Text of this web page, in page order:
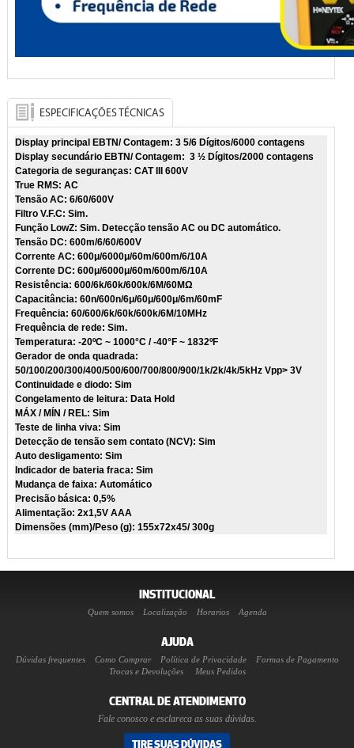
ESPECIFICAÇÕES TÉCNICAS
Display principal EBTN/ Contagem: 3 5/6 Dígitos/6000 contagens
Display secundário EBTN/ Contagem: 3 ½ Dígitos/2000 contagens
Categoria de seguranças: CAT III 600V
True RMS: AC
Tensão AC: 6/60/600V
Filtro V.F.C: Sim.
Função LowZ: Sim. Detecção tensão AC ou DC automático.
Tensão DC: 600m/6/60/600V
Corrente AC: 600μ/6000μ/60m/600m/6/10A
Corrente DC: 600μ/6000μ/60m/600m/6/10A
Resistência: 600/6k/60k/600k/6M/60MΩ
Capacitância: 60n/600n/6μ/60μ/600μ/6m/60mF
Frequência: 60/600/6k/60k/600k/6M/10MHz
Frequência de rede: Sim.
Temperatura: -20ºC ~ 1000°C / -40°F ~ 1832ºF
Gerador de onda quadrada:
50/100/200/300/400/500/600/700/800/900/1k/2k/4k/5kHz Vpp> 3V
Continuidade e diodo: Sim
Congelamento de leitura: Data Hold
MÁX / MÍN / REL: Sim
Teste de linha viva: Sim
Detecção de tensão sem contato (NCV): Sim
Auto desligamento: Sim
Indicador de bateria fraca: Sim
Mudança de faixa: Automático
Precisão básica: 0,5%
Alimentação: 2x1,5V AAA
Dimensões (mm)/Peso (g): 155x72x45/ 300g
INSTITUCIONAL
Quem somos Localização Horarios Agenda
AJUDA
Dúvidas frequentes Como Comprar Política de Privacidade
Formas de Pagamento
Trocas e Devoluções
Meus Pedidos
CENTRAL DE ATENDIMENTO
Fale conosco e esclareca as suas dúvidas.
TIRE SUAS DÚVIDAS